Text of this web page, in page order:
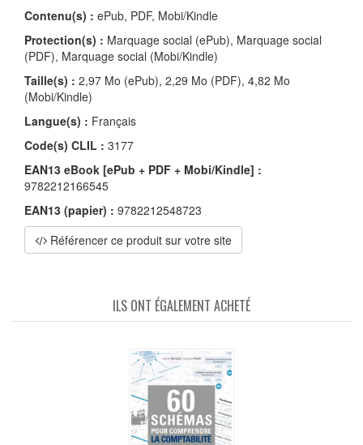
Contenu(s) : ePub, PDF, Mobi/Kindle
Protection(s) : Marquage social (ePub), Marquage social
(PDF), Marquage social (Mobi/Kindle)
Taille(s) : 2,97 Mo (ePub), 2,29 Mo (PDF), 4,82 Mo
(Mobi/Kindle)
Langue(s) : Français
Code(s) CLIL : 3177
EAN13 eBook [ePub + PDF + Mobi/Kindle] :
9782212166545
EAN13 (papier) : 9782212548723
Référencer ce produit sur votre site
ILS ONT ÉGALEMENT ACHETÉ